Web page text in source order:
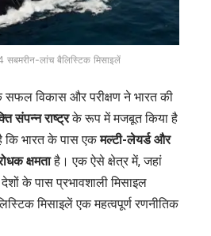
लांच बैलिस्टिक मिसाइलें
सफल विकास और परीक्षण ने भारत की
संपन्न राष्ट्रके रूप में मजबूत किया है
कि भारत के पास एकमल्टी-लेयर्ड और
क्षमताहै। एक ऐसे क्षेत्र में, जहां
के पास प्रभावशाली मिसाइल
मिसाइलें एक महत्वपूर्ण रणनीतिक